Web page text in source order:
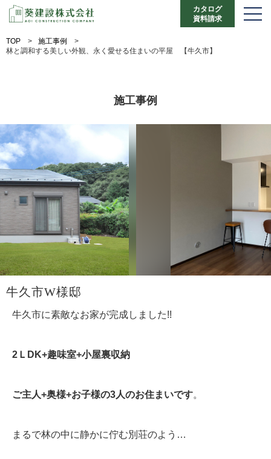
カタログ
資料請求
TOP > 施工事例
>
林と調和する美しい外観、永く愛せる住まいの平屋 【牛久市】
施工事例
牛久市W様邸
牛久市に素敵なお家が完成しました!!
2ＬDK+趣味室+小屋裏収納
ご主人+奥様+お子様の3人のお住まいです。
まるで林の中に静かに佇む別荘のよう…